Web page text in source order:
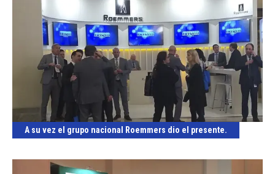
A su vez el grupo nacional Roemmers dio el presente.